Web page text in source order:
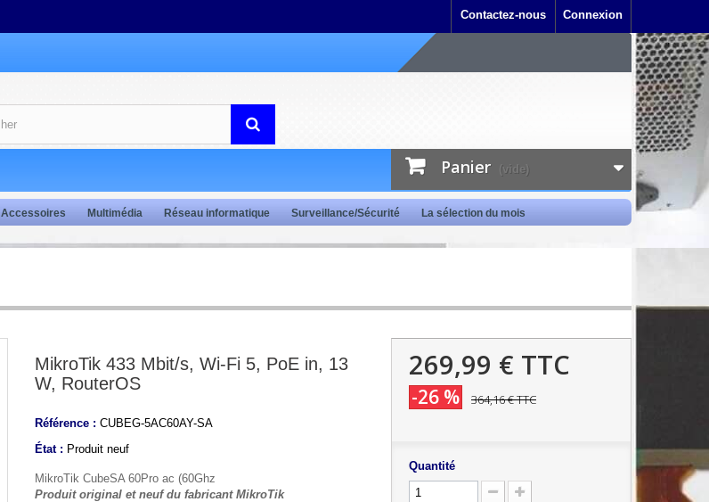
Connexion
Contactez-nous
Panier (vide)
Accessoires Multimédia Réseau informatique Surveillance/Sécurité La sélection du mois
MikroTik 433 Mbit/s, Wi-Fi 5, PoE in, 13
W, RouterOS
Référence : CUBEG-5AC60AY-SA
État : Produit neuf
MikroTik CubeSA 60Pro ac (60Ghz
Produit original et neuf du fabricant MikroTik
269,99 € TTC
-26 % 364,16 €TTC
Quantité